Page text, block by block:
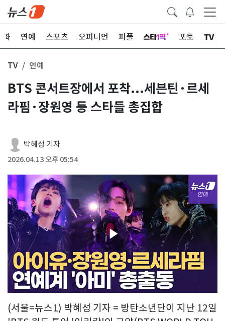
화 연예 스포츠 오피니언 피플 포토 TV
TV 연예
BTS 콘서트장에서 포착...세븐틴·르세
라핌·장원영 등 스타들 총집합
박혜성 기자
2026.04.13 오후 05:54
Play
Video
(서울=뉴스1) 박혜성 기자 = 방탄소년단이 지난 12일